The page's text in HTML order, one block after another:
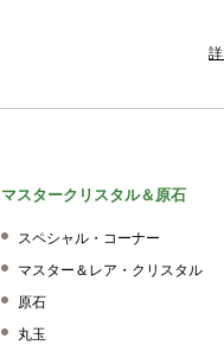
マスタークリスタル＆原石
スペシャル・コーナー
マスター＆レア・クリスタル
原石
丸玉